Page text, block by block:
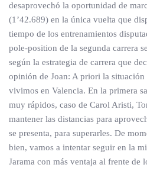
desaprovechó la oportunidad de
(1’42.689) en la única vuelta que
tiempo de los entrenamientos
pole-position de la segunda carrera
según la estrategia de carrera que
opinión de Joan: A priori la situación
vivimos en Valencia. En la primera
muy rápidos, caso de Carol Aristi,
mantener las distancias para
se presenta, para superarles. De
bien, vamos a intentar seguir en la
Jarama con más ventaja al frente de